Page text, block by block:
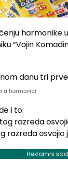
harmonike
“Vojin
u harmonici
i to:
razreda
razreda osvojio
Reklamni